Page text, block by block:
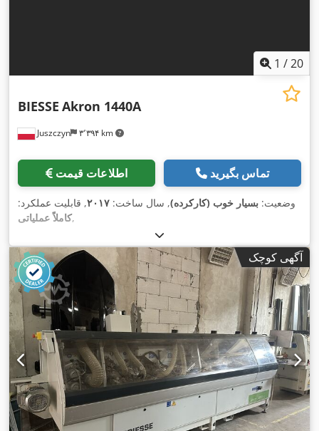
1 /20
Juszczyn ۳٬۳۹۴ km
BIESSE Akron 1440A
اطلاعات قیمت تماس بگیرید
وضعیت: بسیار خوب (کارکرده), سال ساخت: ۲۰۱۷, قابلیت عملکرد:
کاملاً عملیاتی,
آگهی کوچک